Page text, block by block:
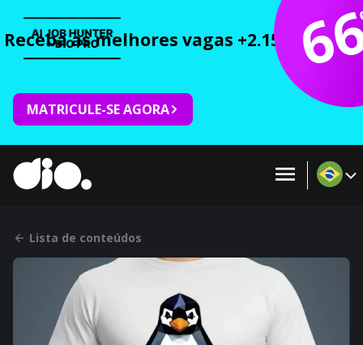
Receba as melhores vagas +2.150 cursos
MATRICULE-SE AGORA
Lista de conteúdos